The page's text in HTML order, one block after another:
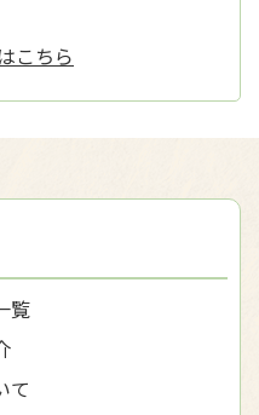
こちら
覧
て